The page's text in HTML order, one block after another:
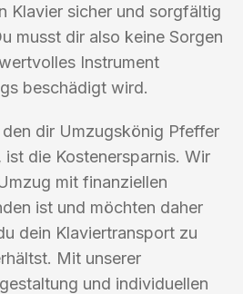
Klavier sicher und sorgfältig
musst dir also keine Sorgen
Instrument
beschädigt wird.
dir Umzugskönig Pfeffer
ist die Kostenersparnis. Wir
mit finanziellen
ist und möchten daher
dein Klaviertransport zu
Mit unserer
und individuellen